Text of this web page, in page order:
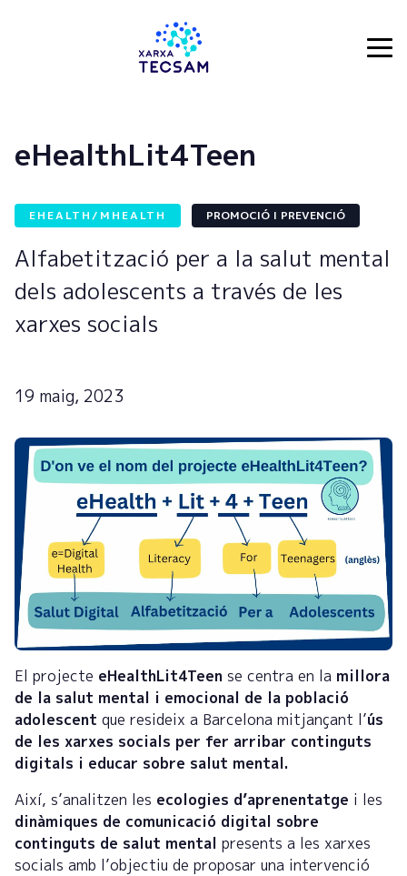
eHealthLit4Teen
EHEALTH/MHEALTH PROMOCIÓ I PREVENCIÓ
Alfabetització per a la salut mental
dels adolescents a través de les
xarxes socials
19 maig, 2023
El projecte eHealthLit4Teen se centra en la millora
de la salut mental i emocional de la població
adolescent que resideix a Barcelona mitjançant l’ús
de les xarxes socials per fer arribar continguts
digitals i educar sobre salut mental.
Així, s’analitzen les ecologies d’aprenentatge i les
dinàmiques de comunicació digital sobre
continguts de salut mental presents a les xarxes
socials amb l’objectiu de proposar una intervenció